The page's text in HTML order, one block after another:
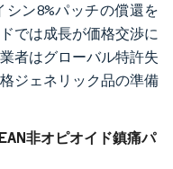
ン8%パッチの償還を
では成長が価格交渉に
者はグローバル特許失
ジェネリック品の準備
非オピオイド鎮痛パ